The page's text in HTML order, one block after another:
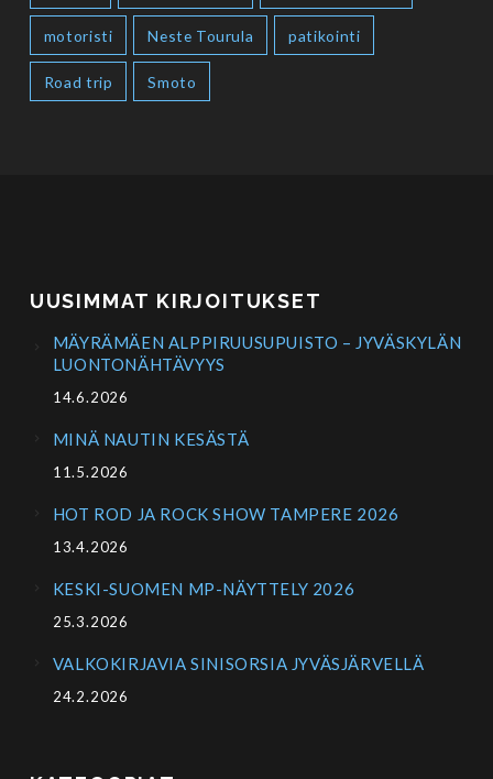
motoristi Neste Tourula patikointi
Road trip Smoto
UUSIMMAT KIRJOITUKSET
MÄYRÄMÄEN ALPPIRUUSUPUISTO – JYVÄSKYLÄN
LUONTONÄHTÄVYYS
14.6.2026
MINÄ NAUTIN KESÄSTÄ
11.5.2026
HOT ROD JA ROCK SHOW TAMPERE 2026
13.4.2026
KESKI-SUOMEN MP-NÄYTTELY 2026
25.3.2026
VALKOKIRJAVIA SINISORSIA JYVÄSJÄRVELLÄ
24.2.2026